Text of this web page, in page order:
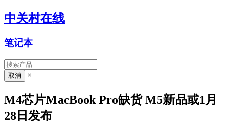
中关村在线
笔记本
×
M4芯片MacBook Pro缺货 M5新品或1月
28日发布